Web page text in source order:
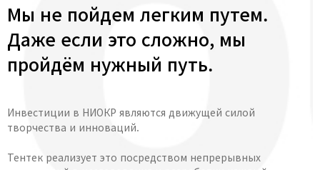
Мы не пойдем легким путем.
Даже если это сложно, мы
пройдём нужный путь.
Инвестиции в НИОКР являются движущей силой
творчества и инноваций.
Тентек реализует это посредством непрерывных